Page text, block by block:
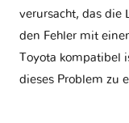
verursacht, das die
den Fehler mit
Toyota kompatibel
dieses Problem zu